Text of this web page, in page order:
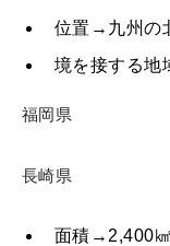
位置→九州の
境を接する地
福岡県
長崎県
面積→2,400㎢